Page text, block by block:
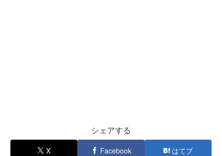
シェアする
X Facebook はてブ